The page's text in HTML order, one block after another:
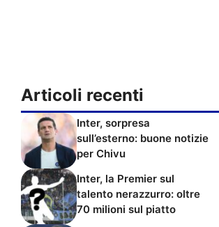
Articoli recenti
Inter, sorpresa
sull’esterno: buone notizie
per Chivu
Inter, la Premier sul
talento nerazzurro: oltre
70 milioni sul piatto